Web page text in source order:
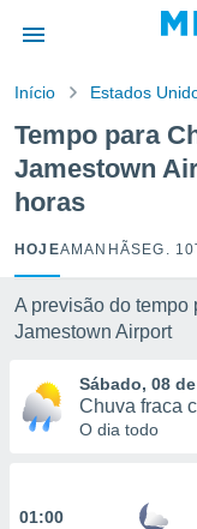
da
foi
para
as
fornecidas
a este
das
digital
ou
Início Estados
Tempo para
Jamestown
horas
HOJEAMANHÃSEG. 10
A previsão do tempo
Jamestown Airport
Sábado, 08
Chuva fraca
O dia todo
01:00